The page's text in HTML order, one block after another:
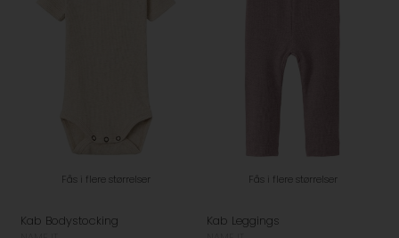
Fås i flere størrelser
Kab Bodystocking
Fås i flere størrelser
Kab Leggings